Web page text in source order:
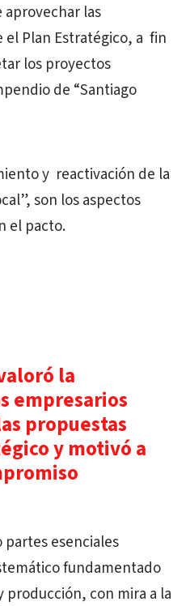
las
el Plan Estratégico, a fin
los proyectos
de “Santiago
y reactivación de la
son los aspectos
el pacto.
la
empresarios
propuestas
y motivó a
esenciales
fundamentado
producción, con mira a la